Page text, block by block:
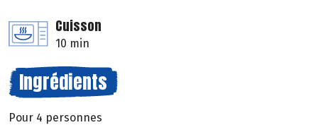
Cuisson
10 min
Ingrédients
Pour 4 personnes